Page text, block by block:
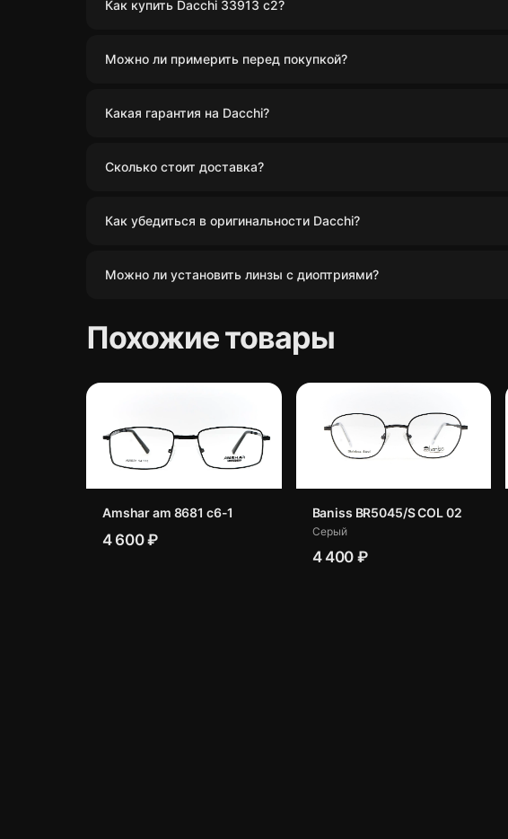
Как купить Dacchi 33913 c2?
Можно ли примерить перед покупкой?
Какая гарантия на Dacchi?
Сколько стоит доставка?
Как убедиться в оригинальности Dacchi?
Можно ли установить линзы с диоптриями?
Похожие товары
Amshar am 8681 c6-1
4 600 ₽
Baniss BR5045/S COL 02
Серый
4 400 ₽